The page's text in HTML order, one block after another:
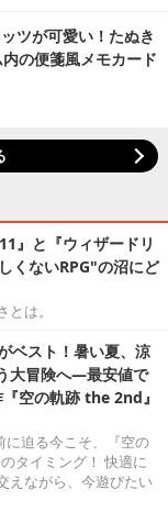
ツが可愛い！たぬき
の便箋風メモカード
』と『ウィザードリ
くないRPG"の沼にど
は。
ベスト！暑い夏、涼
大冒険へ―最安値で
空の軌跡 the 2nd』
に迫る今こそ、『空の
タイミング！ 快適に
えながら、今遊びたい